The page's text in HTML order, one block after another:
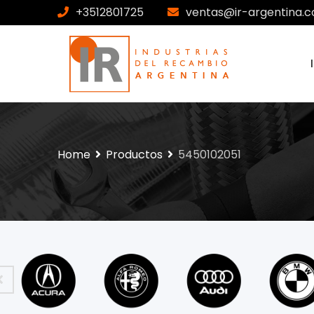
+3512801725 ventas@ir-
Home Productos 5450102051